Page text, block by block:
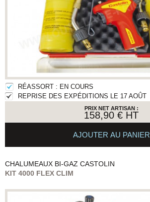
RÉASSORT : EN COURS
REPRISE DES EXPÉDITIONS LE 17 AOÛT
PRIX NET ARTISAN :
158,90 € HT
AJOUTER AU PANIER
CHALUMEAUX BI-GAZ CASTOLIN
KIT 4000 FLEX CLIM